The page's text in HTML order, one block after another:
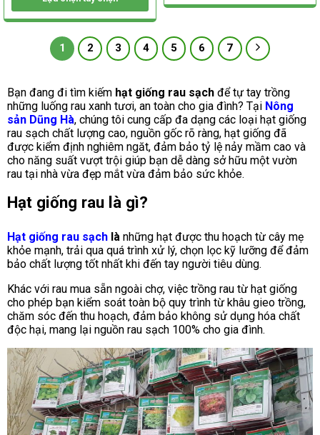
Sản
biến
thể.
Các
tùy
chọn
có
thể
được
chọn
trên
sản
phẩm
Sản
có
nhiều
Các
tùy
chọn
có
thể
được
chọn
phẩm
1 2 3 4 5 6 7
Bạn đang đi tìm kiếm hạt giống rau sạch để tự tay trồng
những luống rau xanh tươi, an toàn cho gia đình? Tại Nông
sản Dũng Hà, chúng tôi cung cấp đa dạng các loại hạt giống
rau sạch chất lượng cao, nguồn gốc rõ ràng, hạt giống đã
được kiểm định nghiêm ngăt, đảm bảo tỷ lệ nảy mầm cao và
cho năng suất vượt trội giúp bạn dễ dàng sở hữu một vườn
rau tại nhà vừa đẹp mắt vừa đảm bảo sức khỏe.
Hạt giống rau là gì?
Hạt giống rau sạch là những hạt được thu hoạch từ cây mẹ
khỏe mạnh, trải qua quá trình xử lý, chọn lọc kỹ lưỡng để đảm
bảo chất lượng tốt nhất khi đến tay người tiêu dùng.
Khác với rau mua sẵn ngoài chợ, việc trồng rau từ hạt giống
cho phép bạn kiểm soát toàn bộ quy trình từ khâu gieo trồng,
chăm sóc đến thu hoạch, đảm bảo không sử dụng hóa chất
độc hại, mang lại nguồn rau sạch 100% cho gia đình.